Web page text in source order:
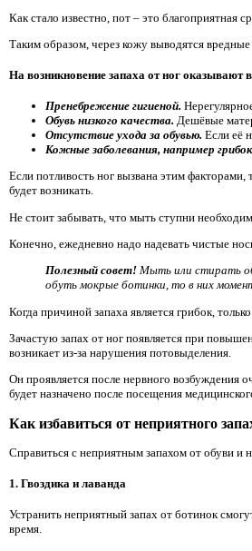
Как стало известно, пот – это благоприятная
Таким образом, через кожу выводятся
На возникновение запаха от ног оказывают
Пренебрежение гигиеной.
Обувь низкого качества. Дешёвые
Отсутствие ухода за обувью. Если её
Кожные заболевания, например
Если потливость ног вызвана этим
будет возникать.
Не стоит забывать, что мыть ступни
Конечно, ежедневно надо надевать чистые
Полезный совет! Мыть или стирать
обуть мокрые ботинки, то в них
Когда причиной запаха является грибок,
Зачастую запах от ног появляется при
возникает из-за нарушения потовыделения.
Он проявляется после нервного возбуждения
будет назначено после посещения
Как избавиться от неприятного
Справиться с неприятным запахом от обуви и
1. Гвоздика и лаванда
Устранить неприятный запах от ботинок
время.